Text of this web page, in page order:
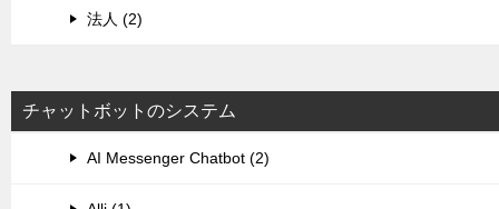
法人 (2)
チャットボットのシステム
AI Messenger Chatbot (2)